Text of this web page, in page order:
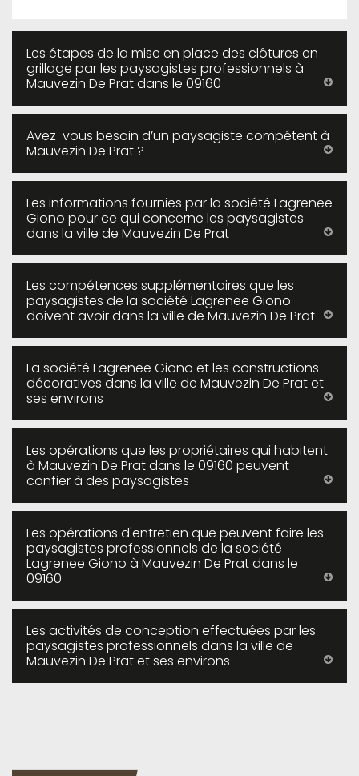
Les étapes de la mise en place des clôtures en
grillage par les paysagistes professionnels à
Mauvezin De Prat dans le 09160
Avez-vous besoin d’un paysagiste compétent à
Mauvezin De Prat ?
Les informations fournies par la société Lagrenee
Giono pour ce qui concerne les paysagistes
dans la ville de Mauvezin De Prat
Les compétences supplémentaires que les
paysagistes de la société Lagrenee Giono
doivent avoir dans la ville de Mauvezin De Prat
La société Lagrenee Giono et les constructions
décoratives dans la ville de Mauvezin De Prat et
ses environs
Les opérations que les propriétaires qui habitent
à Mauvezin De Prat dans le 09160 peuvent
confier à des paysagistes
Les opérations d'entretien que peuvent faire les
paysagistes professionnels de la société
Lagrenee Giono à Mauvezin De Prat dans le
09160
Les activités de conception effectuées par les
paysagistes professionnels dans la ville de
Mauvezin De Prat et ses environs